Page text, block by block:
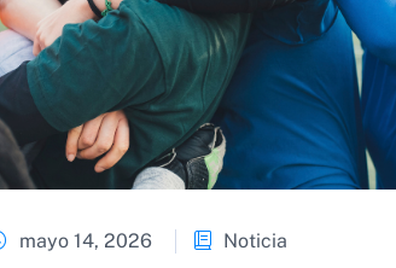
mayo 14, 2026 Noticia